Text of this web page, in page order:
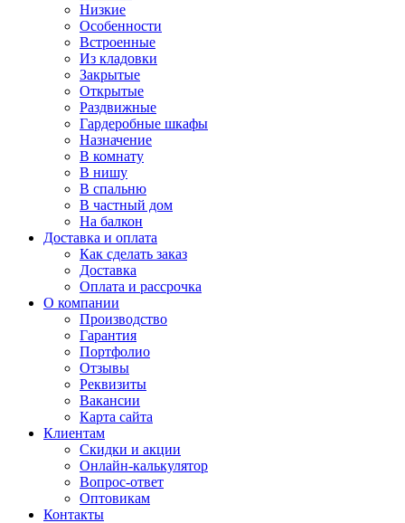
Низкие
Особенности
Встроенные
Из кладовки
Закрытые
Открытые
Раздвижные
Гардеробные шкафы
Назначение
В комнату
В нишу
В спальню
В частный дом
На балкон
Доставка и оплата
Как сделать заказ
Доставка
Оплата и рассрочка
О компании
Производство
Гарантия
Портфолио
Отзывы
Реквизиты
Вакансии
Карта сайта
Клиентам
Скидки и акции
Онлайн-калькулятор
Вопрос-ответ
Оптовикам
Контакты